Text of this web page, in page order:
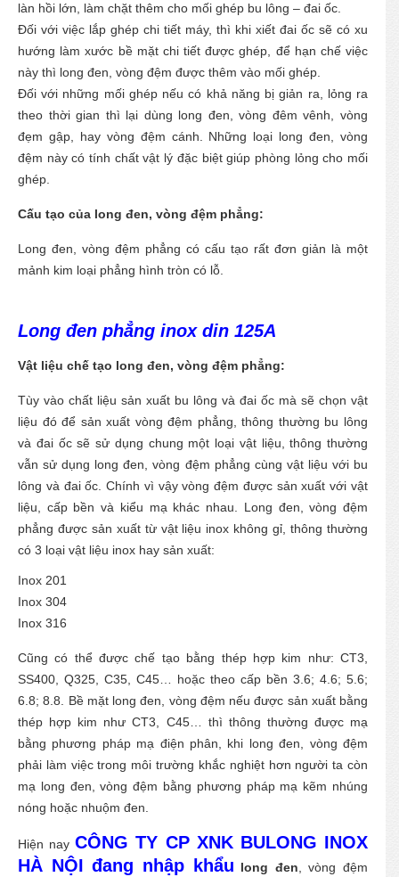
làn hồi lớn, làm chặt thêm cho mối ghép bu lông – đai ốc.
Đối với việc lắp ghép chi tiết máy, thì khi xiết đai ốc sẽ có xu
hướng làm xước bề mặt chi tiết được ghép, để hạn chế việc
này thì long đen, vòng đệm được thêm vào mối ghép.
Đối với những mối ghép nếu có khả năng bị giản ra, lỏng ra
theo thời gian thì lại dùng long đen, vòng đêm vênh, vòng
đẹm gập, hay vòng đệm cánh. Những loại long đen, vòng
đệm này có tính chất vật lý đặc biệt giúp phòng lỏng cho mối
ghép.
Cấu tạo của long đen, vòng đệm phẳng:
Long đen, vòng đệm phẳng có cấu tạo rất đơn giản là một
mảnh kim loại phẳng hình tròn có lỗ.
Long đen phẳng inox din 125A
Vật liệu chế tạo long đen, vòng đệm phẳng:
Tùy vào chất liệu sản xuất bu lông và đai ốc mà sẽ chọn vật
liệu đó để sản xuất vòng đệm phẳng, thông thường bu lông
và đai ốc sẽ sử dụng chung một loại vật liệu, thông thường
vẫn sử dụng long đen, vòng đệm phẳng cùng vật liệu với bu
lông và đai ốc. Chính vì vậy vòng đệm được sản xuất với vật
liệu, cấp bền và kiểu mạ khác nhau. Long đen, vòng đệm
phẳng được sản xuất từ vật liệu inox không gỉ, thông thường
có 3 loại vật liệu inox hay sản xuất:
Inox 201
Inox 304
Inox 316
Cũng có thể được chế tạo bằng thép hợp kim như: CT3,
SS400, Q325, C35, C45… hoặc theo cấp bền 3.6; 4.6; 5.6;
6.8; 8.8. Bề mặt long đen, vòng đệm nếu được sản xuất bằng
thép hợp kim như CT3, C45… thì thông thường được mạ
bằng phương pháp mạ điện phân, khi long đen, vòng đệm
phải làm việc trong môi trường khắc nghiệt hơn người ta còn
mạ long đen, vòng đệm bằng phương pháp mạ kẽm nhúng
nóng hoặc nhuộm đen.
Hiện nayCÔNG TY CP XNK BULONG INOX
HÀ NỘI đang nhập khẩu long đen , vòng đệm